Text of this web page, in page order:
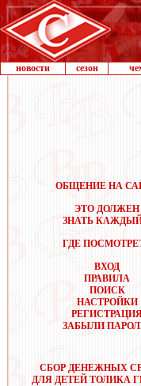
новости сезон
ОБЩЕНИЕ НА
ЭТО ДОЛЖЕН
ЗНАТЬ
ГДЕ
ВХОД
ПРАВИЛА
ПОИСК
НАСТРОЙКИ
ЗАБЫЛИ
СБОР ДЕНЕЖНЫХ
ДЛЯ ДЕТЕЙ ТОЛИКА